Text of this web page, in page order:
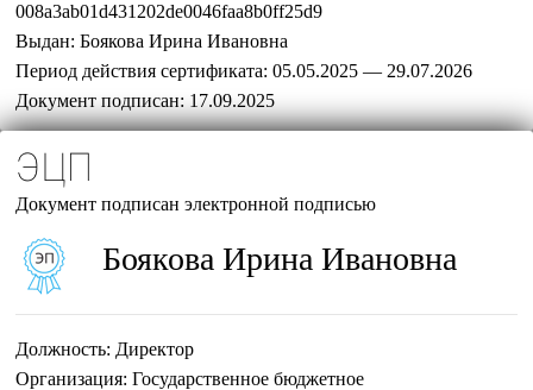
008a3ab01d431202de0046faa8b0ff25d9
Выдан: Боякова Ирина Ивановна
Период действия сертификата: 05.05.2025 — 29.07.2026
Документ подписан: 17.09.2025
ЭЦП
Документ подписан электронной подписью
Боякова Ирина Ивановна
Должность: Директор
Организация: Государственное бюджетное